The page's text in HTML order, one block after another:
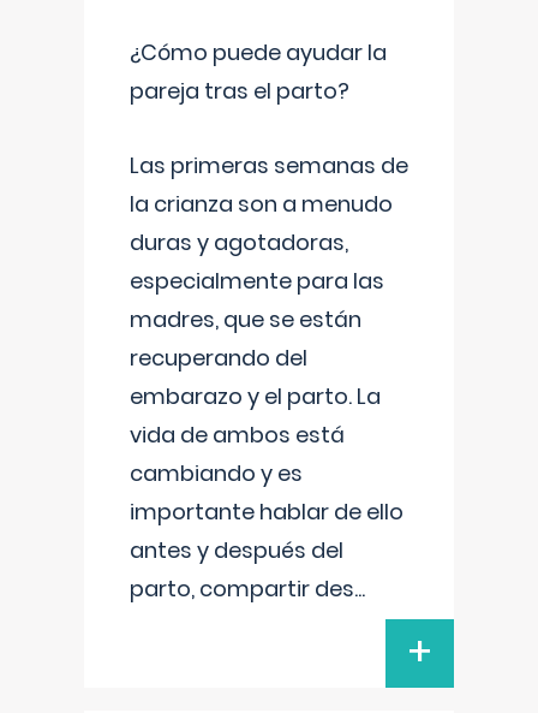
¿Cómo puede ayudar la
pareja tras el parto?
Las primeras semanas de
la crianza son a menudo
duras y agotadoras,
especialmente para las
madres, que se están
recuperando del
embarazo y el parto. La
vida de ambos está
cambiando y es
importante hablar de ello
antes y después del
parto, compartir des...
+